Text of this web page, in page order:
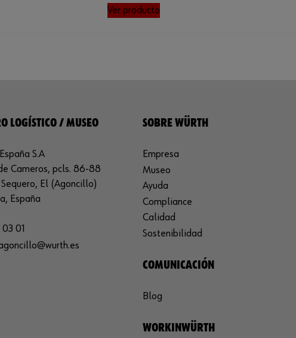
Ver producto
LOGÍSTICO / MUSEO
S.A
Cameros, pcls. 86-88
El (Agoncillo)
España
01
SOBRE WÜRTH
Empresa
Museo
Ayuda
Compliance
Calidad
Sostenibilidad
COMUNICACIÓN
Blog
WORKINWÜRTH